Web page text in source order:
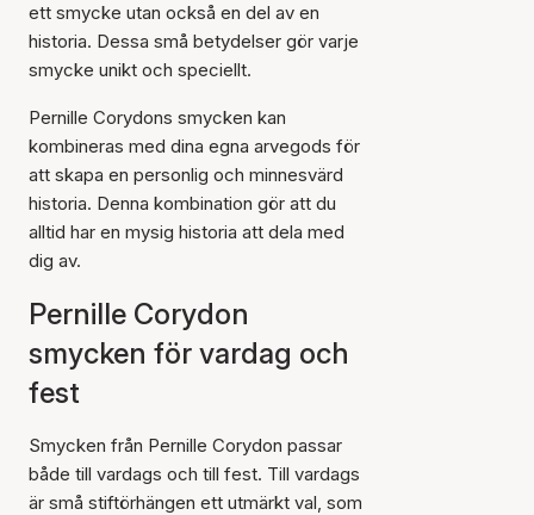
ett smycke utan också en del av en
historia. Dessa små betydelser gör varje
smycke unikt och speciellt.
Pernille Corydons smycken kan
kombineras med dina egna arvegods för
att skapa en personlig och minnesvärd
historia. Denna kombination gör att du
alltid har en mysig historia att dela med
dig av.
Pernille Corydon
smycken för vardag och
fest
Smycken från Pernille Corydon passar
både till vardags och till fest. Till vardags
är små stiftörhängen ett utmärkt val, som